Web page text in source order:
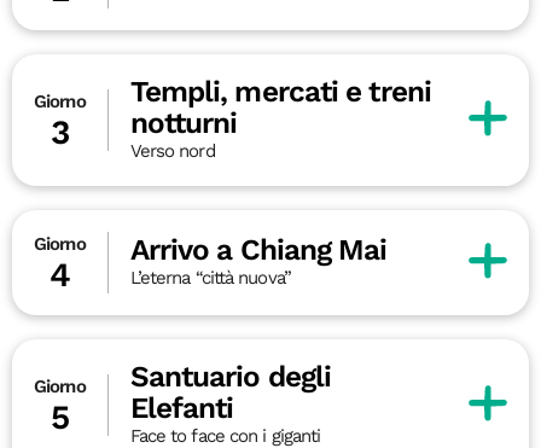
Giorno
3
Templi, mercati e treni
notturni
Verso nord
Giorno
4
Arrivo a Chiang Mai
L’eterna “città nuova”
Giorno
5
Santuario degli
Elefanti
Face to face con i giganti